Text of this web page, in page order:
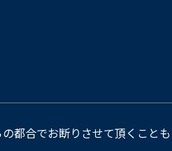
都合でお断りさせて頂くこと